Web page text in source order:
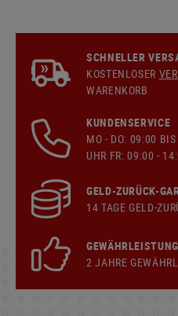
SCHNELLER
KOSTENLOSER
WARENKORB
KUNDENSERVICE
MO - DO: 09:00
UHR FR: 09:00 -
GELD-ZURÜCK-
14 TAGE GELD-
GEWÄHRLEISTUNG
2 JAHRE